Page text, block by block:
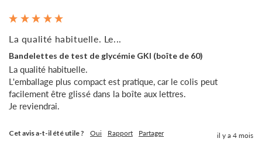
La qualité habituelle. Le...
Bandelettes de test de glycémie GKI (boîte de 60)
La qualité habituelle.
L'emballage plus compact est pratique, car le colis peut
facilement être glissé dans la boîte aux lettres.
Je reviendrai.
Cet avis a-t-il été utile ? Oui Rapport Partager il y a 4 mois